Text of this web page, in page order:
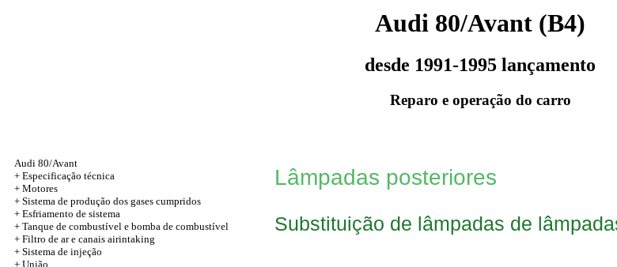
Audi 80/Avant (B4)
desde 1991-1995 lançamento
Reparo e operação do carro
Audi 80/Avant
+ Especificação técnica
+ Motores
+ Sistema de produção dos gases cumpridos
+ Esfriamento de sistema
+ Tanque de combustível e bomba de combustível
+ Filtro de ar e canais airintaking
+ Sistema de injeção
+ União
Lâmpadas posteriores
Substituição de lâmpadas de